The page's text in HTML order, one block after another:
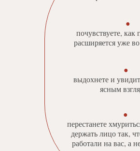
●
почувствуете, как
расширяется уже
●
выдохнете и
ясным
●
перестанете
держать лицо так,
работали на вас, а